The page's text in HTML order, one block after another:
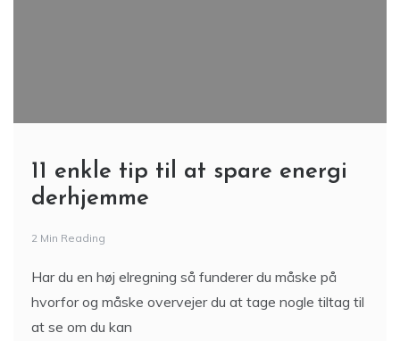
11 enkle tip til at spare energi
derhjemme
2 Min Reading
Har du en høj elregning så funderer du måske på
hvorfor og måske overvejer du at tage nogle tiltag til
at se om du kan